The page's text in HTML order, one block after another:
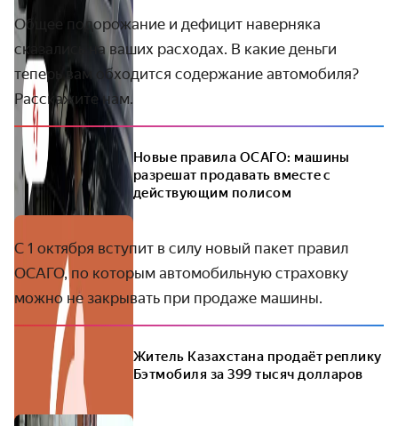
Общее подорожание и дефицит наверняка
сказались на ваших расходах. В какие деньги
теперь вам обходится содержание автомобиля?
Расскажите нам.
Новые правила ОСАГО: машины
разрешат продавать вместе с
действующим полисом
С 1 октября вступит в силу новый пакет правил
ОСАГО, по которым автомобильную страховку
можно не закрывать при продаже машины.
Житель Казахстана продаёт реплику
Бэтмобиля за 399 тысяч долларов